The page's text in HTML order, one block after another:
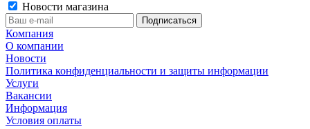
Новости магазина
Компания
О компании
Новости
Политика конфиденциальности и защиты информации
Услуги
Вакансии
Информация
Условия оплаты